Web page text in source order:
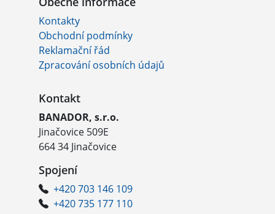
Kontakty
Obchodní podmínky
Reklamační řád
Zpracování osobních údajů
Kontakt
BANADOR, s.r.o.
Jinačovice 509E
664 34 Jinačovice
Spojení
+420 703 146 109
+420 735 177 110